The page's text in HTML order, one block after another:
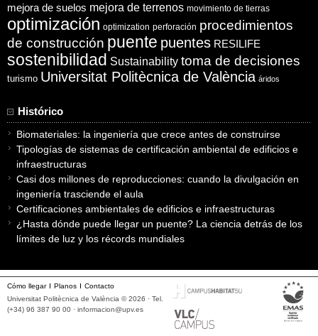
mejora de suelos mejora de terrenos movimiento de tierras
optimización optimization perforación procedimientos
de construcción puente puentes RESILIFE
sostenibilidad Sustainability toma de decisiones
turismo Universitat Politècnica de València áridos
Histórico
Biomateriales: la ingeniería que crece antes de construirse
Tipologías de sistemas de certificación ambiental de edificios e
infraestructuras
Casi dos millones de reproducciones: cuando la divulgación en
ingeniería trasciende el aula
Certificaciones ambientales de edificios e infraestructuras
¿Hasta dónde puede llegar un puente? La ciencia detrás de los
límites de luz y los récords mundiales
Cómo llegar Planos
Contacto
Universitat Politècnica de València © 2026 · Tel.
(+34) 96 387 90 00 · informacion@upv.es